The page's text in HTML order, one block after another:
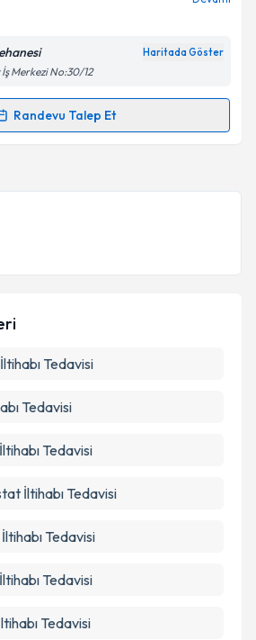
işlenmesine ilişkin
Aydınlatma
ve kişisel verilerimin belirtilen
kabul ediyorum.
Haritada Göster
Merkezi No:30/12
Randevu Talep Et
Talebi
e-posta ile bilgilendireceğiz.
ve kişisel verilerimin belirtilen
Tedavisi
Tedavisi
Tedavisi
İltihabı Tedavisi
Tedavisi
Tedavisi
Tedavisi